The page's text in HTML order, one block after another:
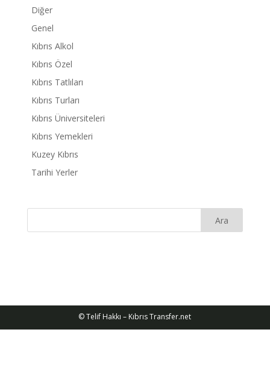
Diğer
Genel
Kıbrıs Alkol
Kıbrıs Özel
Kıbrıs Tatlıları
Kıbrıs Turları
Kıbrıs Üniversiteleri
Kıbrıs Yemekleri
Kuzey Kıbrıs
Tarihi Yerler
© Telif Hakkı – Kıbrıs Transfer.net